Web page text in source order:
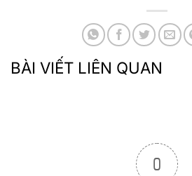
BÀI VIẾT LIÊN QUAN
0